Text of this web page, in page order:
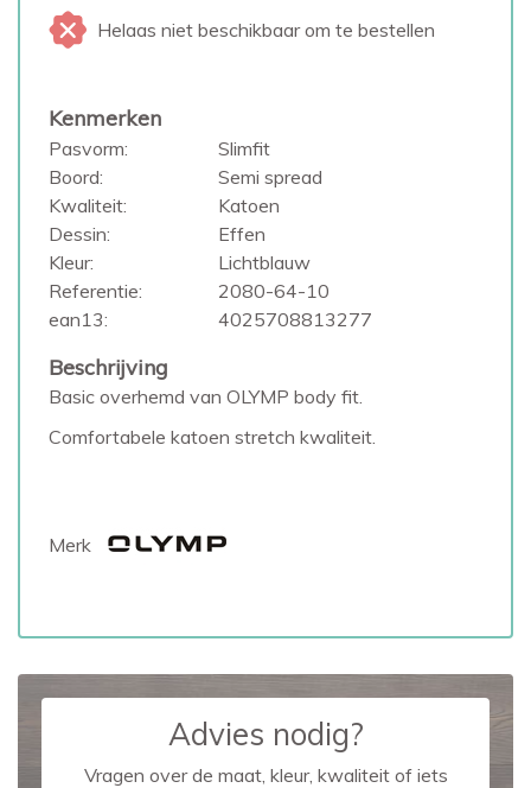
Helaas niet beschikbaar om te bestellen
Kenmerken
Pasvorm:
Slimfit
Boord:
Semi spread
Kwaliteit:
Katoen
Dessin:
Effen
Kleur:
Lichtblauw
Referentie:
2080-64-10
ean13:
4025708813277
Beschrijving
Basic overhemd van OLYMP body fit.
Comfortabele katoen stretch kwaliteit.
Merk
Advies nodig?
Vragen over de maat, kleur, kwaliteit of iets